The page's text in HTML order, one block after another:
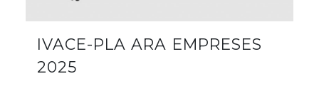
IVACE-PLA ARA EMPRESES
2025